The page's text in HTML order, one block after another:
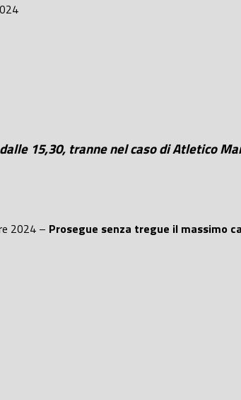
15,30, tranne nel caso di Atletico
2024 – Prosegue senza tregue il massimo